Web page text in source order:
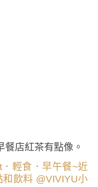
店紅茶有點像。